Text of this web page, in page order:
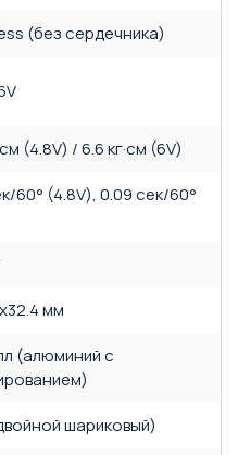
(без сердечника)
(4.8V) / 6.6 кг·см (6V)
60° (4.8V), 0.09 сек/60°
мм
(алюминий с
шариковый)